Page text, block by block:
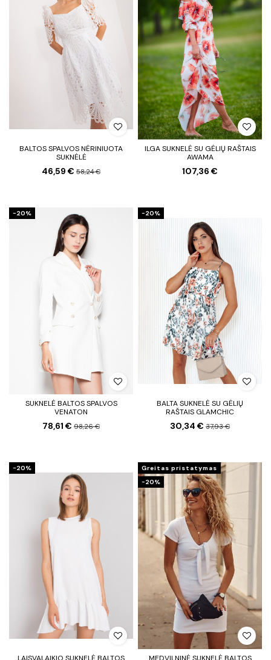
BALTOS SPALVOS NĖRINIUOTA
SUKNĖLĖ
46,59 € 58,24 €
ILGA SUKNELĖ SU GĖLIŲ RAŠTAIS
AWAMA
107,36 €
−20%
SUKNELĖ BALTOS SPALVOS
VENATON
78,61 € 98,26 €
−20%
BALTA SUKNELĖ SU GĖLIŲ
RAŠTAIS GLAMCHIC
30,34 € 37,93 €
−20%
LAISVALAIKIO SUKNELĖ BALTOS
Greitas pristatymas
−20%
MEDVILNINĖ SUKNELĖ BALTOS